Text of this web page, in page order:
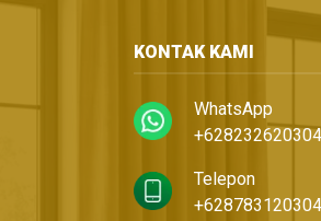
KONTAK KAMI
WhatsApp
Telepon